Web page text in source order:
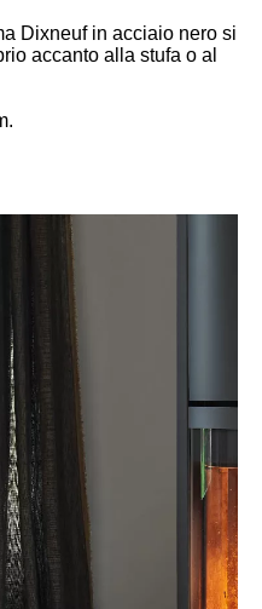
Dixneuf in acciaio nero si
accanto alla stufa o al